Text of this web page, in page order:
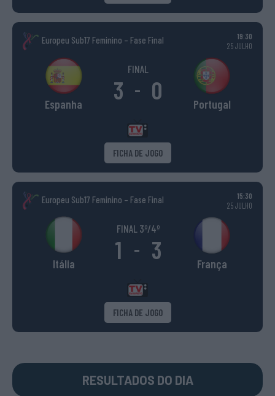
Europeu Sub17 Feminino – Fase Final
19:30
25 JULHO
Espanha
FINAL
3 - 0 Portugal
FICHA DE JOGO
Europeu Sub17 Feminino – Fase Final
15:30
25 JULHO
Itália
FINAL 3º/4º
1 - 3 França
FICHA DE JOGO
RESULTADOS DO DIA